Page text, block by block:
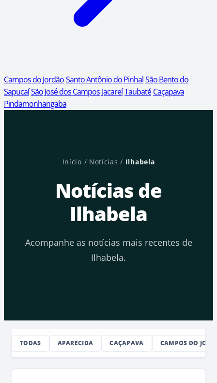
Campos do JordãoSanto Antônio do PinhalSão Bento do
SapucaíSão José dos Campos JacareíTaubaté Caçapava
Pindamonhangaba
Início / Notícias / Ilhabela
Notícias de
Ilhabela
Acompanhe as notícias mais recentes de
Ilhabela.
TODAS APARECIDA CAÇAPAVA CAMPOS DO